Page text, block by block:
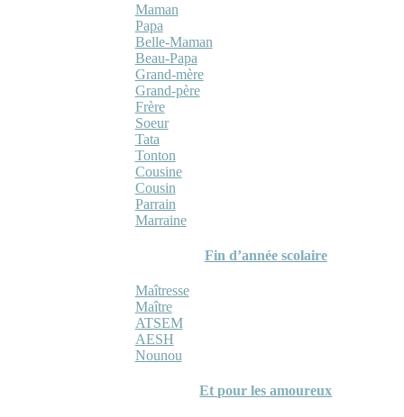
Maman
Papa
Belle-Maman
Beau-Papa
Grand-mère
Grand-père
Frère
Soeur
Tata
Tonton
Cousine
Cousin
Parrain
Marraine
Fin d’année scolaire
Maîtresse
Maître
ATSEM
AESH
Nounou
Et pour les amoureux